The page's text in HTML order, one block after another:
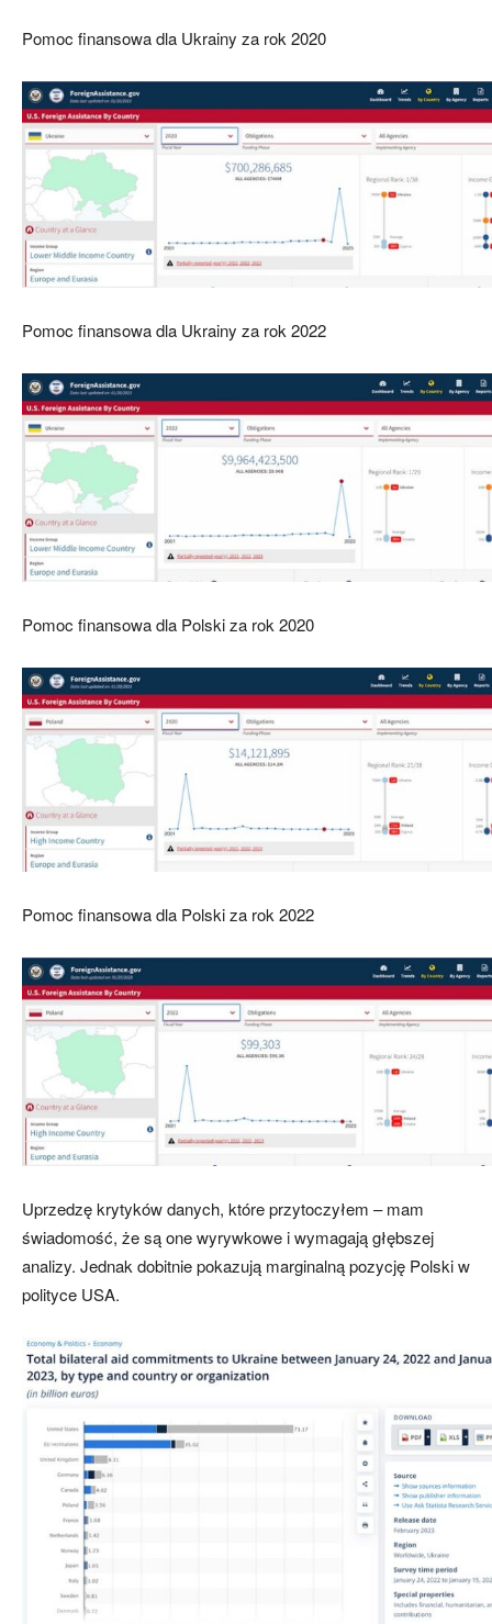
Pomoc finansowa dla Ukrainy za rok 2020
Pomoc finansowa dla Ukrainy za rok 2022
Pomoc finansowa dla Polski za rok 2020
Pomoc finansowa dla Polski za rok 2022
Uprzedzę krytyków danych, które przytoczyłem – mam
świadomość, że są one wyrywkowe i wymagają głębszej
analizy. Jednak dobitnie pokazują marginalną pozycję Polski w
polityce USA.